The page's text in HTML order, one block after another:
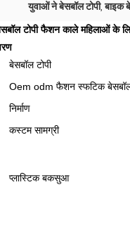
युवाओं ने बेसबॉल टोपी,बाइक
टोपी फैशन काले महिलाओं के लिए
बेसबॉल टोपी
Oem odm फैशन स्फटिक बेसबॉल
निर्माण
कस्टम सामग्री
प्लास्टिक बकसुआ